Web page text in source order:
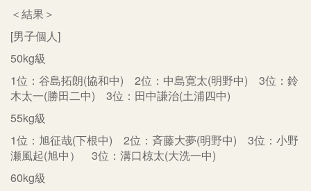
＜結果＞
[男子個人]
50kg級
1位：谷島拓朗(協和中) 2位：中島寛太(明野中) 3位：鈴
木太一(勝田二中) 3位：田中謙治(土浦四中)
55kg級
1位：旭征哉(下根中) 2位：斉藤大夢(明野中) 3位：小野
瀬風起(旭中） 3位：溝口椋太(大洗一中)
60kg級